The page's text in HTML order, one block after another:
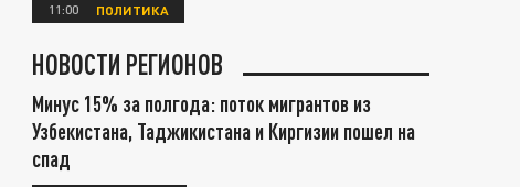
11:00 ПОЛИТИКА
НОВОСТИ РЕГИОНОВ
Минус 15% за полгода: поток мигрантов из
Узбекистана, Таджикистана и Киргизии пошел на
спад